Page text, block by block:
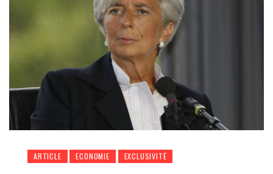
ARTICLE ECONOMIE EXCLUSIVITÉ